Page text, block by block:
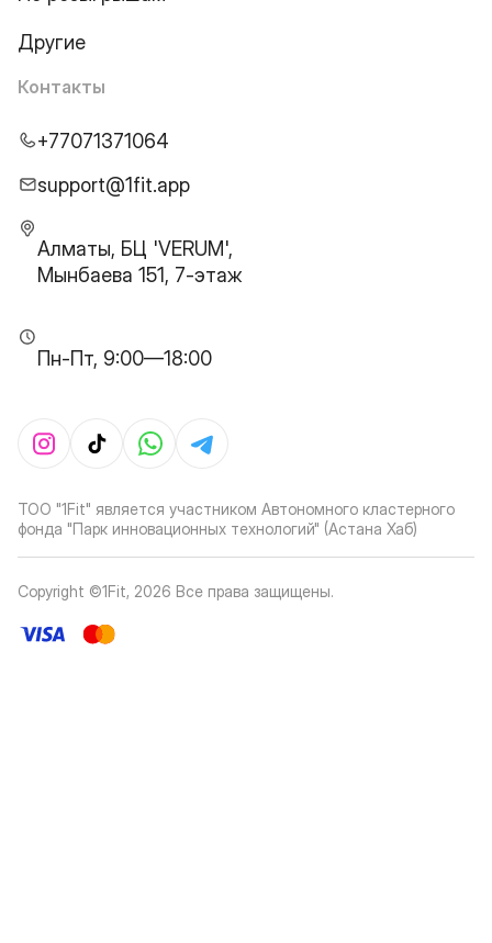
Другие
Контакты
+77071371064
support@1fit.app
Алматы, БЦ 'VERUM',
Мынбаева 151, 7-этаж
Пн-Пт, 9:00—18:00
ТОО "1Fit" является участником Автономного кластерного
фонда "Парк инновационных технологий" (Астана Хаб)
Copyright ©1Fit, 2026 Все права защищены.